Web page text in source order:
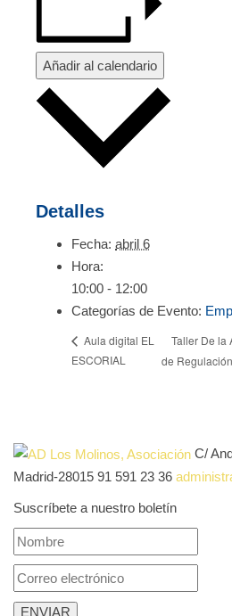
Añadir al calendario
Detalles
Fecha: abril 6
Hora:
10:00 - 12:00
Categorías de Evento:
Aula digital EL
ESCORIAL
Taller De la
de
C/
Madrid-28015 91 591 23 36
Suscríbete a nuestro boletín